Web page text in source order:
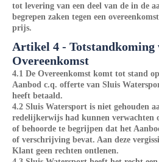
tot levering van een deel van de in de
begrepen zaken tegen een
prijs.
Artikel 4 - Totstandkoming
Overeenkomst
4.1 De Overeenkomst komt tot stand
Aanbod c.q. offerte van Sluis
heeft betaald.
4.2 Sluis Watersport is niet gehouden
redelijkerwijs had kunnen verwachten
of behoorde te begrijpen dat het
of verschrijving bevat. Aan deze
Klant geen rechten ontlenen.